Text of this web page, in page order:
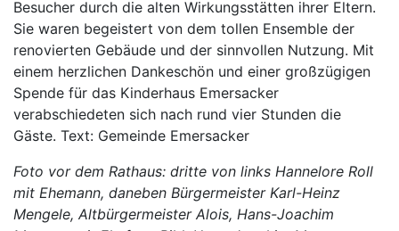
Besucher durch die alten Wirkungsstätten ihrer Eltern.
Sie waren begeistert von dem tollen Ensemble der
renovierten Gebäude und der sinnvollen Nutzung. Mit
einem herzlichen Dankeschön und einer großzügigen
Spende für das Kinderhaus Emersacker
verabschiedeten sich nach rund vier Stunden die
Gäste. Text: Gemeinde Emersacker
Foto vor dem Rathaus: dritte von links Hannelore Roll
mit Ehemann, daneben Bürgermeister Karl-Heinz
Mengele, Altbürgermeister Alois, Hans-Joachim